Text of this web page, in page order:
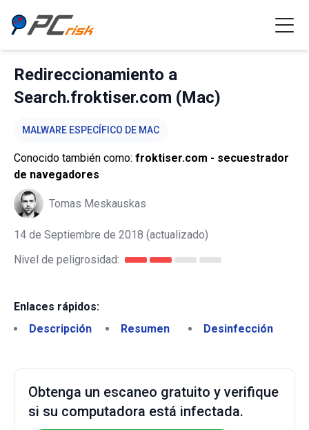
Redireccionamiento a
Search.froktiser.com (Mac)
MALWARE ESPECÍFICO DE MAC
Conocido también como: froktiser.com - secuestrador
de navegadores
Tomas Meskauskas
14 de Septiembre de 2018 (actualizado)
Nivel de peligrosidad:
Enlaces rápidos:
Descripción
Resumen Desinfección
Obtenga un escaneo gratuito y verifique
si su computadora está infectada.